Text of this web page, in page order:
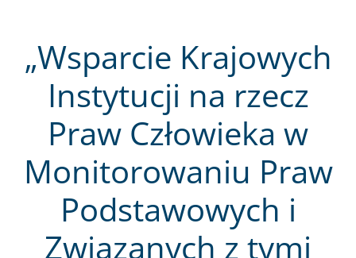
„Wsparcie Krajowych
Instytucji na rzecz
Praw Człowieka w
Monitorowaniu Praw
Podstawowych i
Związanych z tymi